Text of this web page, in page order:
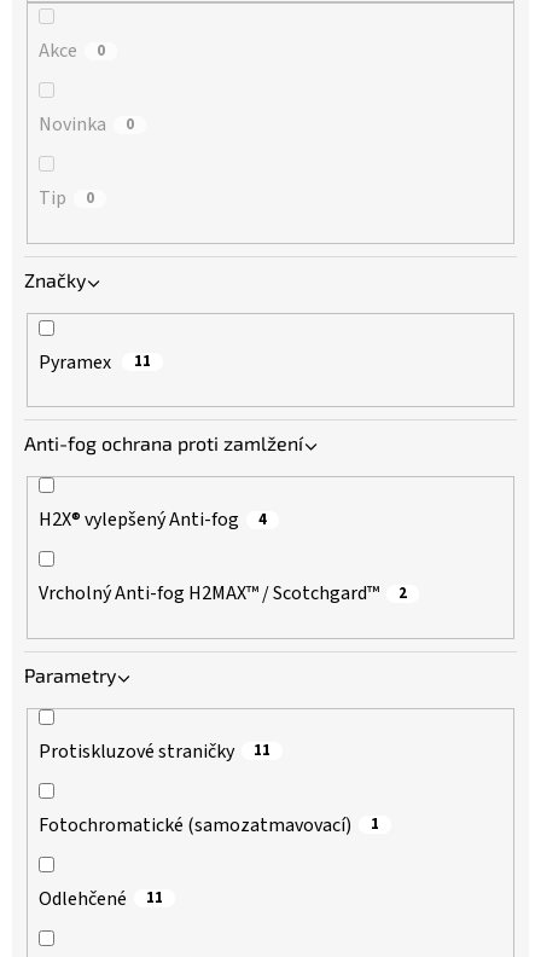
Akce 0
Novinka 0
Tip 0
Značky
Pyramex 11
Anti-fog ochrana proti zamlžení
H2X® vylepšený Anti-fog 4
Vrcholný Anti-fog H2MAX™ / Scotchgard™ 2
Parametry
Protiskluzové straničky 11
Fotochromatické (samozatmavovací) 1
Odlehčené 11